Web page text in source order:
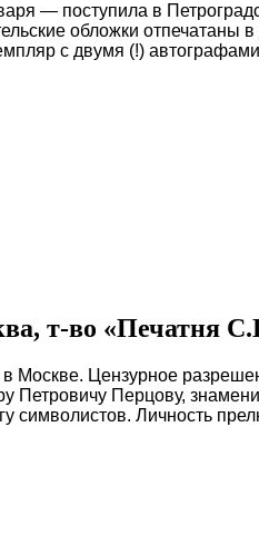
— поступила в
обложки отпечатаны
с двумя (!)
т-во «Печатня
Москве. Цензурное
Петровичу Перцову,
символистов. Личность